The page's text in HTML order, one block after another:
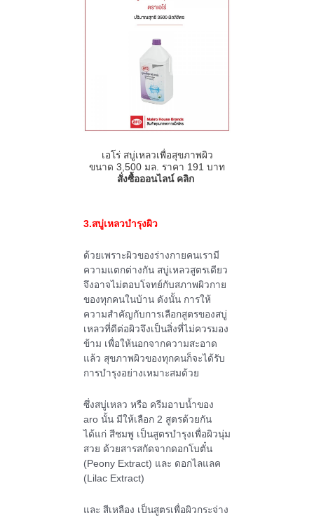
เอโร่ สบู่เหลวเพื่อสุขภาพผิว
ขนาด 3,500 มล. ราคา 191 บาท
สั่งซื้อออนไลน์ คลิก
3.สบู่เหลวบำรุงผิว
ด้วยเพราะผิวของร่างกายคนเรามี
ความแตกต่างกัน สบู่เหลวสูตรเดียว
จึงอาจไม่ตอบโจทย์กับสภาพผิวกาย
ของทุกคนในบ้าน ดังนั้น การให้
ความสำคัญกับการเลือกสูตรของสบู่
เหลวที่ดีต่อผิวจึงเป็นสิ่งที่ไม่ควรมอง
ข้าม เพื่อให้นอกจากความสะอาด
แล้ว สุขภาพผิวของทุกคนก็จะได้รับ
การบำรุงอย่างเหมาะสมด้วย
ซึ่งสบู่เหลว หรือ ครีมอาบน้ำของ
aro นั้น มีให้เลือก 2 สูตรด้วยกัน
ได้แก่ สีชมพู เป็นสูตรบำรุงเพื่อผิวนุ่ม
สวย ด้วยสารสกัดจากดอกโบตั๋น
(Peony Extract) และ ดอกไลแลค
(Lilac Extract)
และ สีเหลือง เป็นสูตรเพื่อผิวกระจ่าง